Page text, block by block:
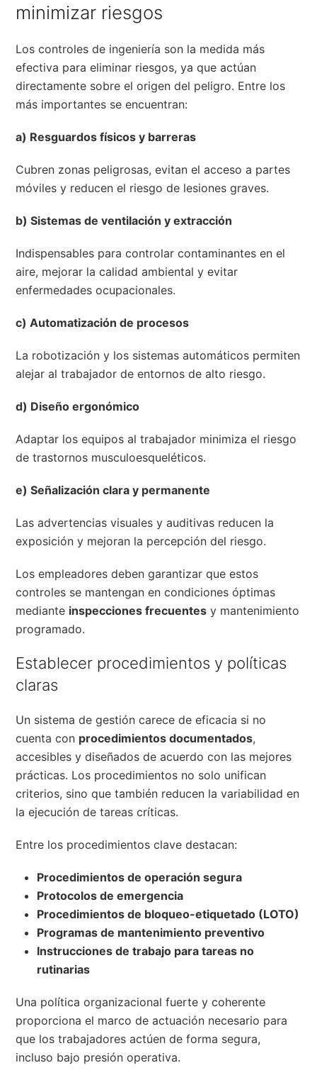
minimizar riesgos
Los controles de ingeniería son la medida más
efectiva para eliminar riesgos, ya que actúan
directamente sobre el origen del peligro. Entre los
más importantes se encuentran:
a) Resguardos físicos y barreras
Cubren zonas peligrosas, evitan el acceso a partes
móviles y reducen el riesgo de lesiones graves.
b) Sistemas de ventilación y extracción
Indispensables para controlar contaminantes en el
aire, mejorar la calidad ambiental y evitar
enfermedades ocupacionales.
c) Automatización de procesos
La robotización y los sistemas automáticos permiten
alejar al trabajador de entornos de alto riesgo.
d) Diseño ergonómico
Adaptar los equipos al trabajador minimiza el riesgo
de trastornos musculoesqueléticos.
e) Señalización clara y permanente
Las advertencias visuales y auditivas reducen la
exposición y mejoran la percepción del riesgo.
Los empleadores deben garantizar que estos
controles se mantengan en condiciones óptimas
mediante inspecciones frecuentes y mantenimiento
programado.
Establecer procedimientos y políticas
claras
Un sistema de gestión carece de eficacia si no
cuenta con procedimientos documentados,
accesibles y diseñados de acuerdo con las mejores
prácticas. Los procedimientos no solo unifican
criterios, sino que también reducen la variabilidad en
la ejecución de tareas críticas.
Entre los procedimientos clave destacan:
Procedimientos de operación segura
Protocolos de emergencia
Procedimientos de bloqueo-etiquetado (LOTO)
Programas de mantenimiento preventivo
Instrucciones de trabajo para tareas no
rutinarias
Una política organizacional fuerte y coherente
proporciona el marco de actuación necesario para
que los trabajadores actúen de forma segura,
incluso bajo presión operativa.